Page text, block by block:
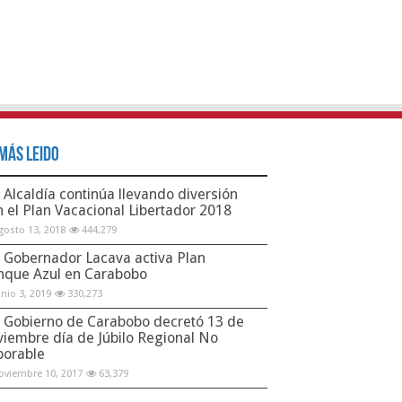
Leido
Alcaldía continúa llevando diversión
el Plan Vacacional Libertador 2018
13, 2018 444,279
Gobernador Lacava activa Plan
Azul en Carabobo
3, 2019 330,273
Gobierno de Carabobo decretó 13 de
día de Júbilo Regional No
10, 2017 63,379